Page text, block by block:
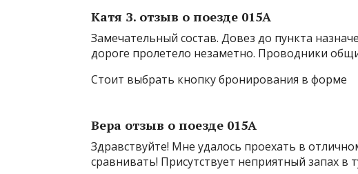
Катя З. отзыв о поезде 015А
Замечательный состав. Довез до пункта
дороге пролетело незаметно. Проводники
Стоит выбрать кнопку бронирования в форме
Вера отзыв о поезде 015А
Здравствуйте! Мне удалось проехать в
сравнивать! Присутствует неприятный запах в